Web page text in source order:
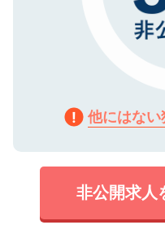
他にはな
非公開求人